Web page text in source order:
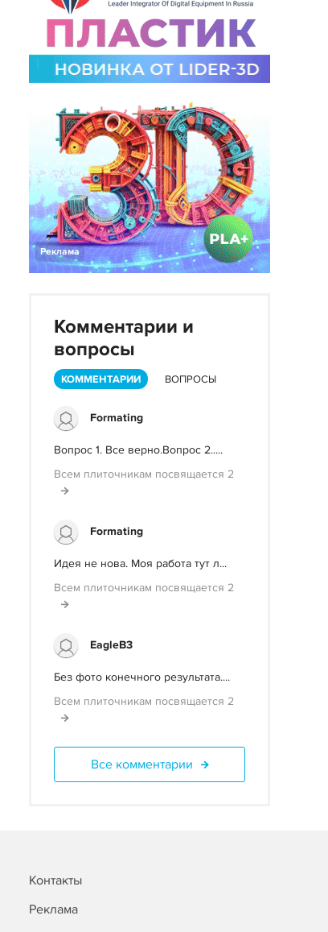
Реклама
Комментарии и
вопросы
КОММЕНТАРИИ ВОПРОСЫ
Formating
Вопрос 1. Все верно.Вопрос 2.....
Всем плиточникам посвящается 2
Formating
Идея не нова. Моя работа тут л...
Всем плиточникам посвящается 2
EagleB3
Без фото конечного результата....
Всем плиточникам посвящается 2
Все комментарии
Контакты
Реклама